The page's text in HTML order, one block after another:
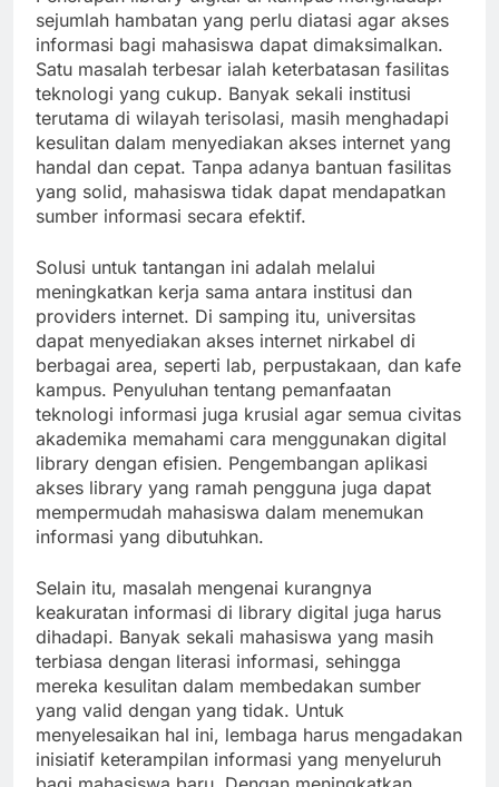
sejumlah hambatan yang perlu diatasi agar akses
informasi bagi mahasiswa dapat dimaksimalkan.
Satu masalah terbesar ialah keterbatasan fasilitas
teknologi yang cukup. Banyak sekali institusi
terutama di wilayah terisolasi, masih menghadapi
kesulitan dalam menyediakan akses internet yang
handal dan cepat. Tanpa adanya bantuan fasilitas
yang solid, mahasiswa tidak dapat mendapatkan
sumber informasi secara efektif.
Solusi untuk tantangan ini adalah melalui
meningkatkan kerja sama antara institusi dan
providers internet. Di samping itu, universitas
dapat menyediakan akses internet nirkabel di
berbagai area, seperti lab, perpustakaan, dan kafe
kampus. Penyuluhan tentang pemanfaatan
teknologi informasi juga krusial agar semua civitas
akademika memahami cara menggunakan digital
library dengan efisien. Pengembangan aplikasi
akses library yang ramah pengguna juga dapat
mempermudah mahasiswa dalam menemukan
informasi yang dibutuhkan.
Selain itu, masalah mengenai kurangnya
keakuratan informasi di library digital juga harus
dihadapi. Banyak sekali mahasiswa yang masih
terbiasa dengan literasi informasi, sehingga
mereka kesulitan dalam membedakan sumber
yang valid dengan yang tidak. Untuk
menyelesaikan hal ini, lembaga harus mengadakan
inisiatif keterampilan informasi yang menyeluruh